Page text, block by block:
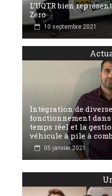
L’UQTR bien
Zéro
10 septembre 2021
Intégration de
fonctionnement
temps réel et la
véhicule à pile à
05 janvier 2021